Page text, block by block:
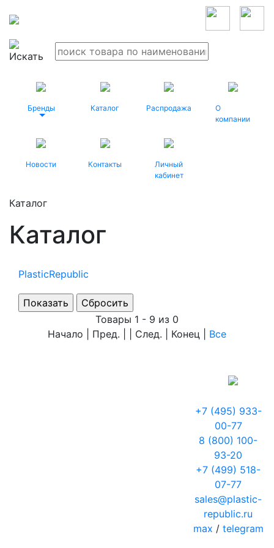
Бренды Каталог Распродажа
О
компании
Новости Контакты
Личный
кабинет
Каталог
Каталог
PlasticRepublic
Товары 1 - 9 из 0
Начало | Пред. | | След. | Конец
Все
+7 (495) 933-
00-77
8 (800) 100-
93-20
+7 (499) 518-
07-77
sales@plastic-
republic.ru
max / telegram